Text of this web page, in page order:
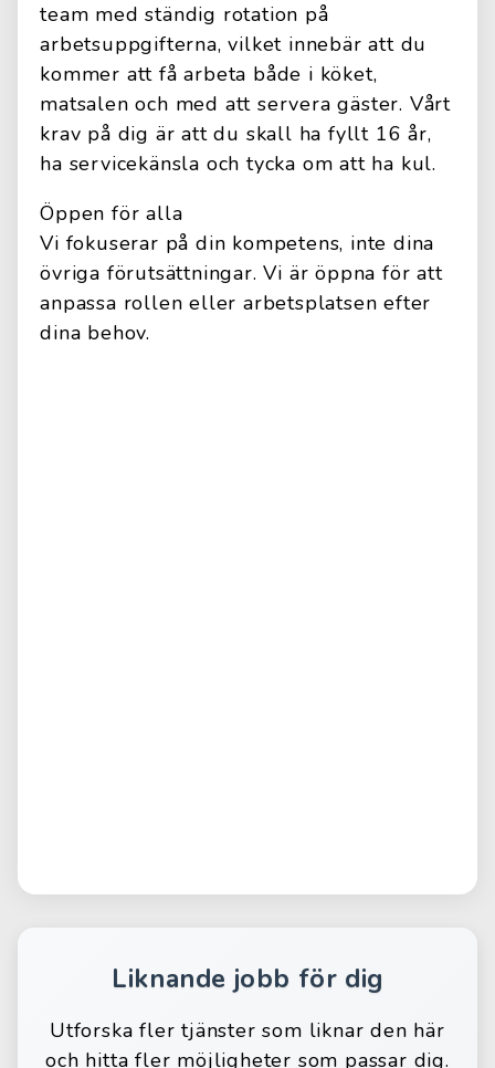
team med ständig rotation på
arbetsuppgifterna, vilket innebär att du
kommer att få arbeta både i köket,
matsalen och med att servera gäster. Vårt
krav på dig är att du skall ha fyllt 16 år,
ha servicekänsla och tycka om att ha kul.
Öppen för alla
Vi fokuserar på din kompetens, inte dina
övriga förutsättningar. Vi är öppna för att
anpassa rollen eller arbetsplatsen efter
dina behov.
Liknande jobb för dig
Utforska fler tjänster som liknar den här
och hitta fler möjligheter som passar dig.